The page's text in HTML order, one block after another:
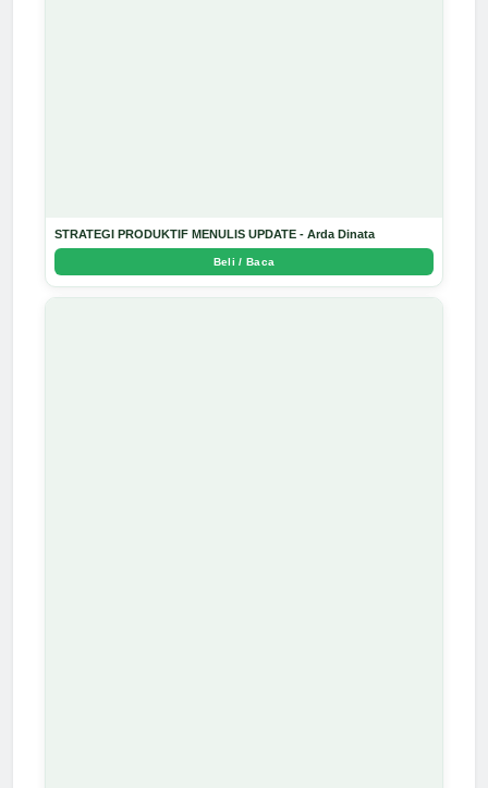
STRATEGI PRODUKTIF MENULIS UPDATE - Arda Dinata
Beli / Baca